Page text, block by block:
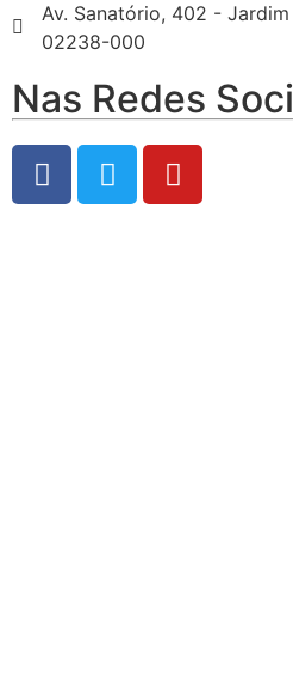
Av. Sanatório, 402 -
02238-000
Nas Redes